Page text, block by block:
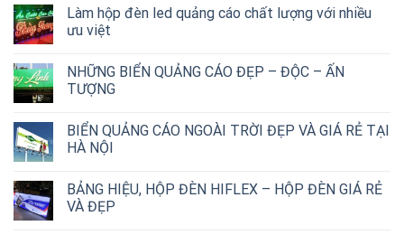
Làm hộp đèn led quảng cáo chất lượng với nhiều
ưu việt
NHỮNG BIỂN QUẢNG CÁO ĐẸP – ĐỘC – ẤN
TƯỢNG
BIỂN QUẢNG CÁO NGOÀI TRỜI ĐẸP VÀ GIÁ RẺ TẠI
HÀ NỘI
BẢNG HIỆU, HỘP ĐÈN HIFLEX – HỘP ĐÈN GIÁ RẺ
VÀ ĐẸP